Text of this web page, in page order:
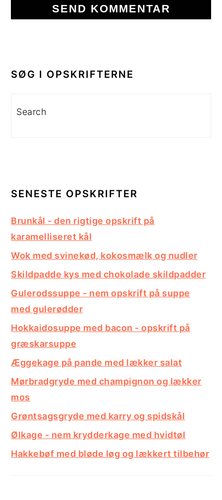
SIDEBAR
SØG I OPSKRIFTERNE
Search
SENESTE OPSKRIFTER
Brunkål - den rigtige opskrift på
karamelliseret kål
Wok med svinekød, kokosmælk og nudler
Skildpadde kys med chokolade skildpadder
Gulerodssuppe - nem opskrift på suppe
med gulerødder
Hokkaidosuppe med bacon - opskrift på
græskarsuppe
Æggekage på pande med lækker salat
Mørbradgryde med champignon og lækker
mos
Grøntsagsgryde med karry og spidskål
Ølkage - nem krydderkage med hvidtøl
Hakkebøf med bløde løg og lækkert tilbehør